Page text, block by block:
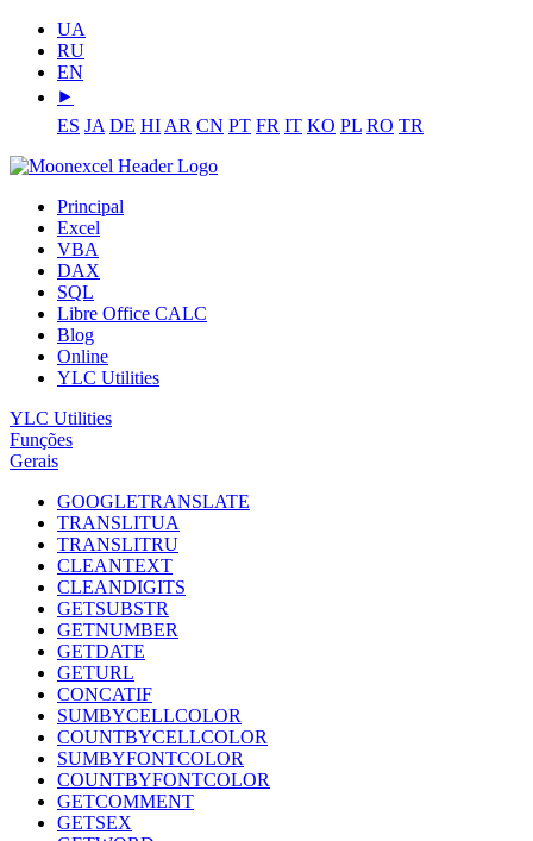
UA
RU
EN
⯈
ES JA DE HI AR CN PT FR IT KO PL RO TR
Principal
Excel
VBA
DAX
SQL
Libre Office CALC
Blog
Online
YLC Utilities
YLC Utilities
Funções
Gerais
GOOGLETRANSLATE
TRANSLITUA
TRANSLITRU
CLEANTEXT
CLEANDIGITS
GETSUBSTR
GETNUMBER
GETDATE
GETURL
CONCATIF
SUMBYCELLCOLOR
COUNTBYCELLCOLOR
SUMBYFONTCOLOR
COUNTBYFONTCOLOR
GETCOMMENT
GETSEX